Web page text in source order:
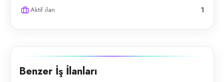
Aktif ilan 1
Benzer İş İlanları